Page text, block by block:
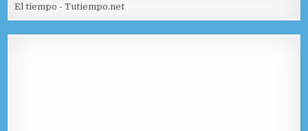
El tiempo - Tutiempo.net